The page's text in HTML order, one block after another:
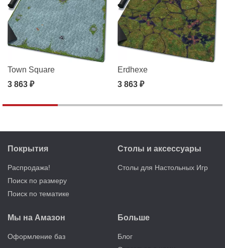
Town Square
3 863 ₽
Erdhexe
3 863 ₽
Покрытия
Распродажа!
Поиск по размеру
Поиск по тематике
Столы и аксессуары
Столы для Настольных Игр
Мы на Амазон
Оформление баз
Больше
Блог